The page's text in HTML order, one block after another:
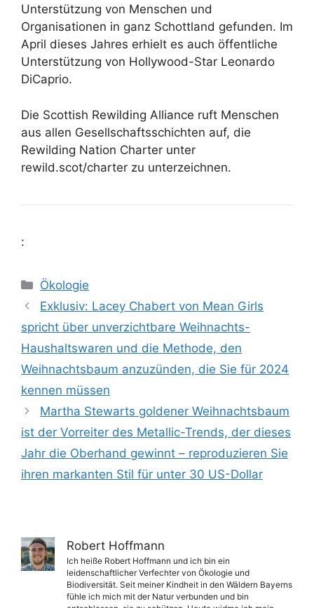
Unterstützung von Menschen und
Organisationen in ganz Schottland gefunden. Im
April dieses Jahres erhielt es auch öffentliche
Unterstützung von Hollywood-Star Leonardo
DiCaprio.
Die Scottish Rewilding Alliance ruft Menschen
aus allen Gesellschaftsschichten auf, die
Rewilding Nation Charter unter
rewild.scot/charter zu unterzeichnen.
:
Kategorien
Ökologie
Exklusiv: Lacey Chabert von Mean Girls
spricht über unverzichtbare Weihnachts-
Haushaltswaren und die Methode, den
Weihnachtsbaum anzuzünden, die Sie für 2024
kennen müssen
Martha Stewarts goldener Weihnachtsbaum
ist der Vorreiter des Metallic-Trends, der dieses
Jahr die Oberhand gewinnt – reproduzieren Sie
ihren markanten Stil für unter 30 US-Dollar
Robert Hoffmann
Ich heiße Robert Hoffmann und ich bin ein
leidenschaftlicher Verfechter von Ökologie und
Biodiversität. Seit meiner Kindheit in den Wäldern Bayerns
fühle ich mich mit der Natur verbunden und bin